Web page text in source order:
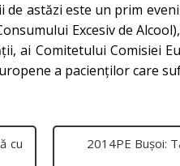
astăzi este un prim
Excesiv de
ai Comitetului Comisiei
a pacienților care
cu
2014PE Bușoi: